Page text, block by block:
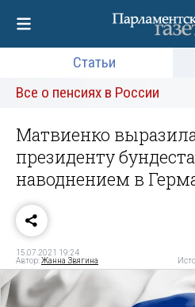
Статьи
Все о пенсиях в России
Матвиенко
президенту
наводнением в
15.07.2021 19:24
Автор:Жанна Звягина